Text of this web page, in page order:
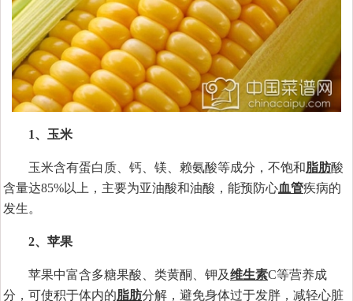
1、玉米
玉米含有蛋白质、钙、镁、赖氨酸等成分，不饱和脂肪酸
含量达85%以上，主要为亚油酸和油酸，能预防心血管疾病的
发生。
2、苹果
苹果中富含多糖果酸、类黄酮、钾及维生素C等营养成
分，可使积于体内的脂肪分解，避免身体过于发胖，减轻心脏